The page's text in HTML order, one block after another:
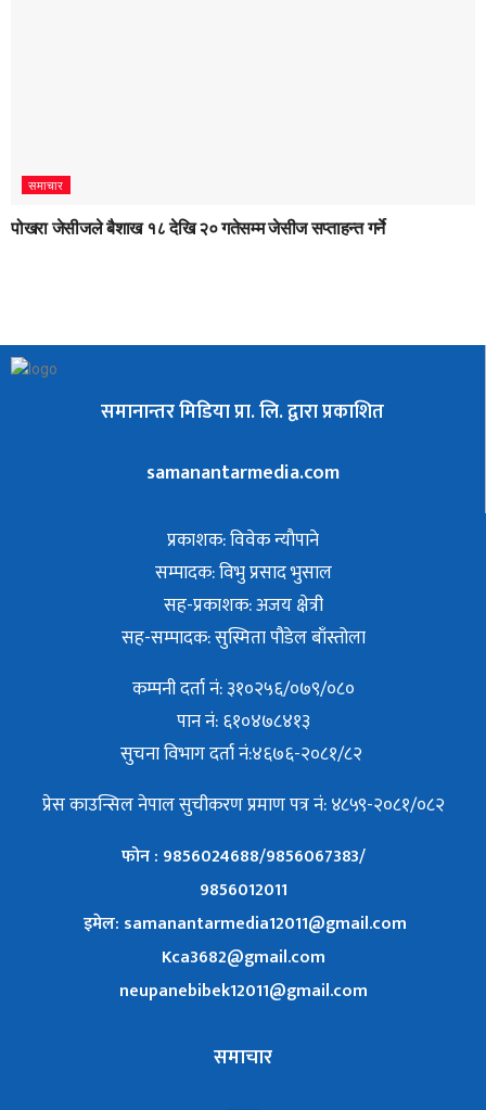
समाचार
पोखरा जेसीजले बैशाख १८ देखि २० गतेसम्म जेसीज सप्ताहन्त गर्ने
समानान्तर मिडिया प्रा. लि. द्वारा प्रकाशित
samanantarmedia.com
प्रकाशक: विवेक न्याैपाने
सम्पादक: विभु प्रसाद भुसाल
सह-प्रकाशक: अजय क्षेत्री
सह-सम्पादक: सुस्मिता पौडेल बाँस्तोला
कम्पनी दर्ता नं: ३१०२५६/०७९/०८०
पान नं: ६१०४७८४१३
सुचना विभाग दर्ता नं:४६७६-२०८१/८२
प्रेस काउन्सिल नेपाल सुचीकरण प्रमाण पत्र नं: ४८५९-२०८१/०८२
फोन : 9856024688/9856067383/
9856012011
इमेल: samanantarmedia12011@gmail.com
Kca3682@gmail.com
neupanebibek12011@gmail.com
समाचार